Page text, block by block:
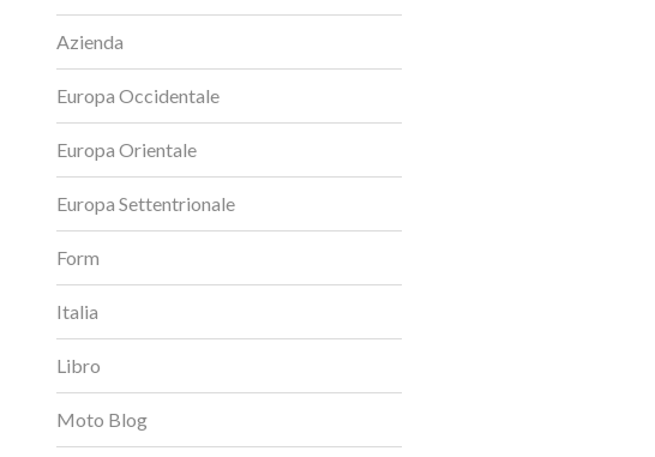
Azienda
Europa Occidentale
Europa Orientale
Europa Settentrionale
Form
Italia
Libro
Moto Blog